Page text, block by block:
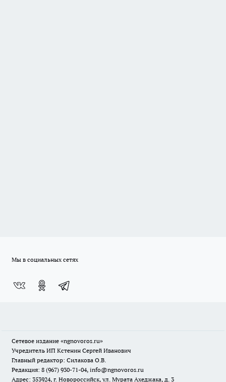
Мы в социальных сетях
Сетевое издание «ngnovoros.ru»
Учредитель ИП Кстенин Сергей Иванович
Главный редактор: Силакова О.В.
Редакция: 8 (967) 930-71-04, info@ngnovoros.ru
Адрес: 353924, г. Новороссийск, ул. Мурата Ахеджака, д. 3